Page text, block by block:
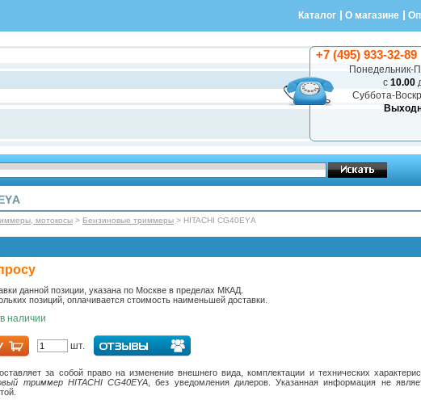
Каталог О магазине
+7 (495) 933-32-89
Понедельник-
с 10.00
Суббота-
мотокосы > Бензиновые триммеры > HITACHI CG40EYА
данной позиции, указана по Москве в пределах МКАД.
позиций, оплачивается стоимость наименьшей доставки.
наличии
шт.
за собой право на изменение внешнего вида, комплектации и технических
триммер HITACHI CG40EYА , без уведомления дилеров. Указанная информация не